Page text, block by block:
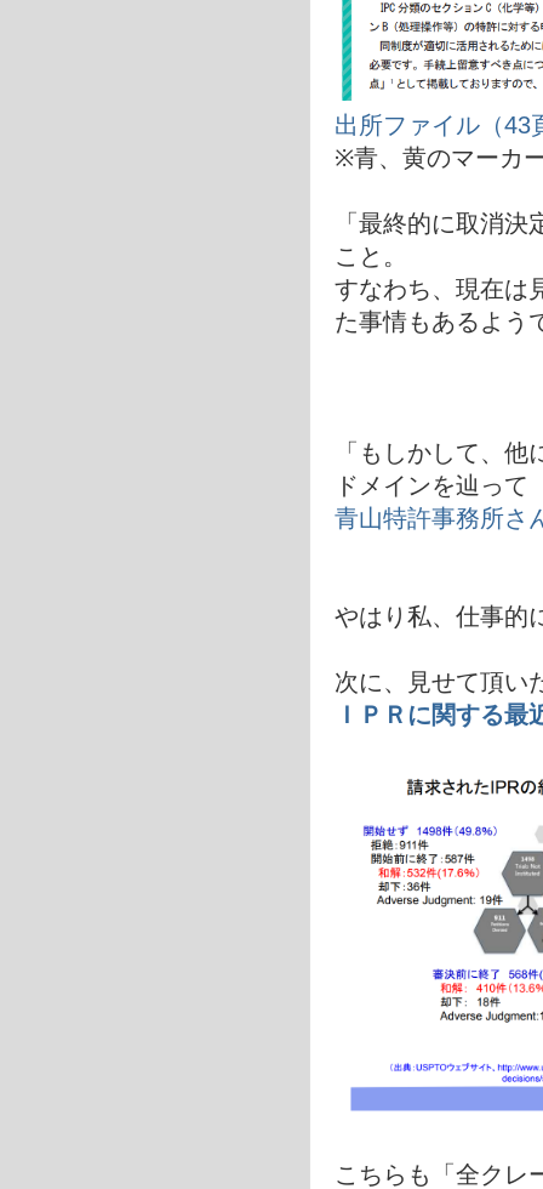
出所ファイル（43
※青、黄のマーカ
「最終的に取消
こと。
すなわち、現在は
た事情もあるよう
「もしかして、
ドメインを辿っ
青山特許事務所さ
やはり私、仕事的
次に、見せて頂い
ＩＰＲに関する最
こちらも「全ク